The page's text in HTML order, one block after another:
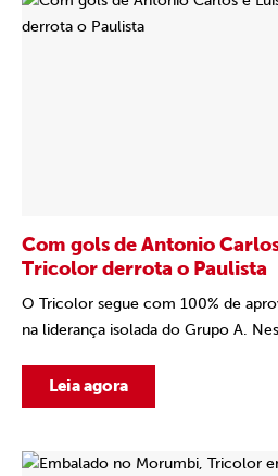
Com gols de Antonio
Tricolor derrota o Paulista
O Tricolor segue com 100% de
na liderança isolada do Grupo A.
Leia agora